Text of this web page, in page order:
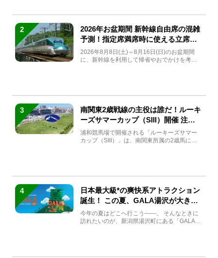
2
2026年お盆期間 新幹線自由席の混雑
予測！指定席満席時に使える立席特
急券も解説
2026年8月8日(土)～8月16日(日)のお盆期間
に、新幹線を利用して帰省やおでかけを考え
3
南関東2歳戦線の主役は誰だ！ルーキ
ーズサマーカップ（SIII）開催 注目
馬と見どころをチェック
浦和競馬場で開催される「ルーキーズサマー
カップ（SIII）」は、南関東所属の2歳馬によ
4
日本最大級*の爽快系アトラクション
誕生！ この夏、GALA湯沢が大きく
生まれ変わる
今年の夏はどこへ行こう――。 そんなときに
訪れたいのが、新潟県湯沢町にある「GALA湯